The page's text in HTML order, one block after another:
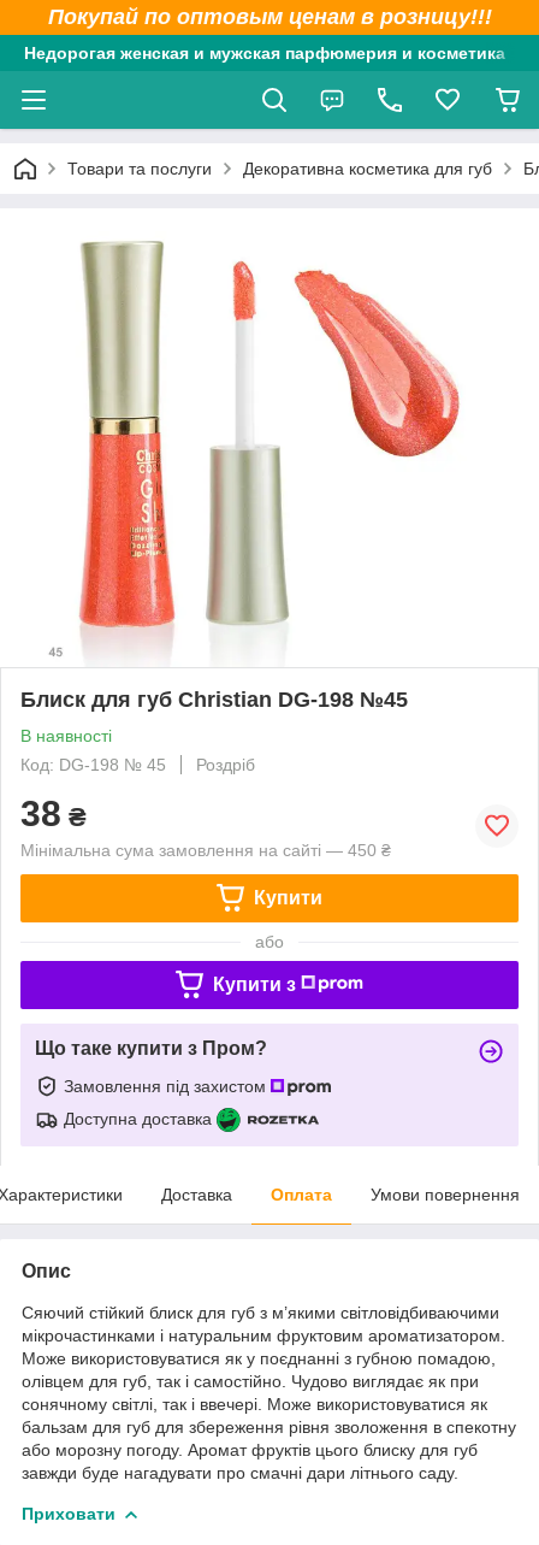
Покупай по оптовым ценам в розницу!!!
Недорогая женская и мужская парфюмерия и косметика
Товари та послуги Декоративна косметика для губ
Блиск для губ Christian DG-198 №45
В наявності
Код: DG-198 № 45
Роздріб
38 ₴
Мінімальна сума замовлення на сайті — 450 ₴
Купити
або
Купити з
Що таке купити з Пром?
Замовлення під захистом
Доступна доставка
Доставка Оплата Умови повернення
Опис
Сяючий стійкий блиск для губ з м’якими світловідбиваючими
мікрочастинками і натуральним фруктовим ароматизатором.
Може використовуватися як у поєднанні з губною помадою,
олівцем для губ, так і самостійно. Чудово виглядає як при
сонячному світлі, так і ввечері. Може використовуватися як
бальзам для губ для збереження рівня зволоження в спекотну
або морозну погоду. Аромат фруктів цього блиску для губ
завжди буде нагадувати про смачні дари літнього саду.
Приховати